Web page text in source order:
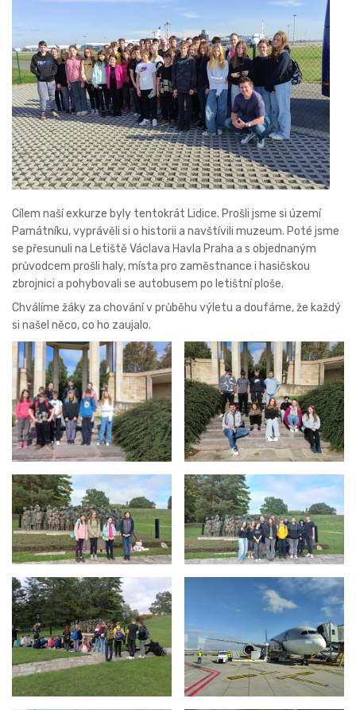
Cílem naší exkurze byly tentokrát Lidice. Prošli jsme si území
Památníku, vyprávěli si o historii a navštívili muzeum. Poté jsme
se přesunuli na Letiště Václava Havla Praha a s objednaným
průvodcem prošli haly, místa pro zaměstnance i hasičskou
zbrojnici a pohybovali se autobusem po letištní ploše.
Chválíme žáky za chování v průběhu výletu a doufáme, že každý
si našel něco, co ho zaujalo.